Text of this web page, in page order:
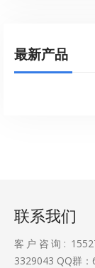
最新产品
联系我们
客户咨询:
3329043 QQ群